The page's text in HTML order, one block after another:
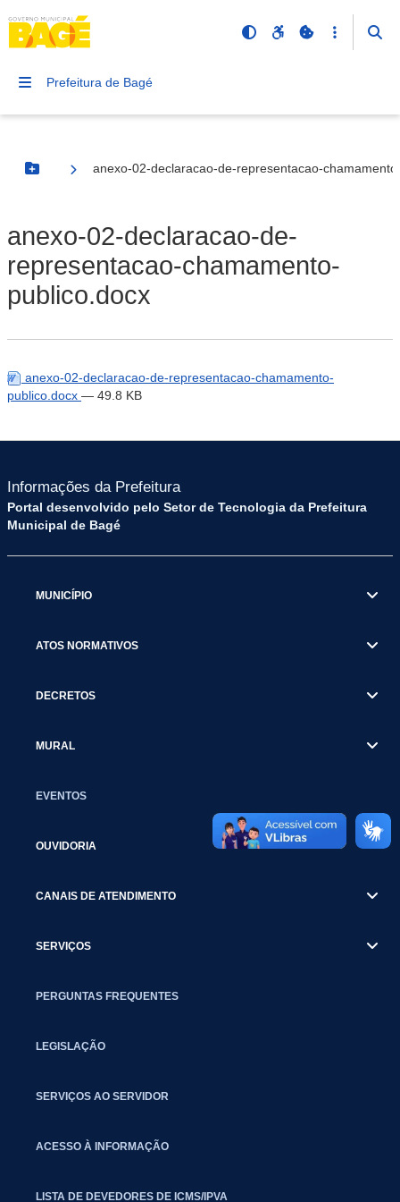
Prefeitura de Bagé
Botão Menu
anexo-02-declaracao-de-representacao-
anexo-02-declaracao-de-
representacao-chamamento-
publico.docx
anexo-02-declaracao-de-representacao-chamamento-
publico.docx — 49.8 KB
Informações da Prefeitura
Portal desenvolvido pelo Setor de Tecnologia da Prefeitura
Municipal de Bagé
MUNICÍPIO
ATOS NORMATIVOS
DECRETOS
MURAL
EVENTOS
OUVIDORIA
CANAIS DE ATENDIMENTO
SERVIÇOS
PERGUNTAS FREQUENTES
LEGISLAÇÃO
SERVIÇOS AO SERVIDOR
ACESSO À INFORMAÇÃO
LISTA DE DEVEDORES DE ICMS/IPVA